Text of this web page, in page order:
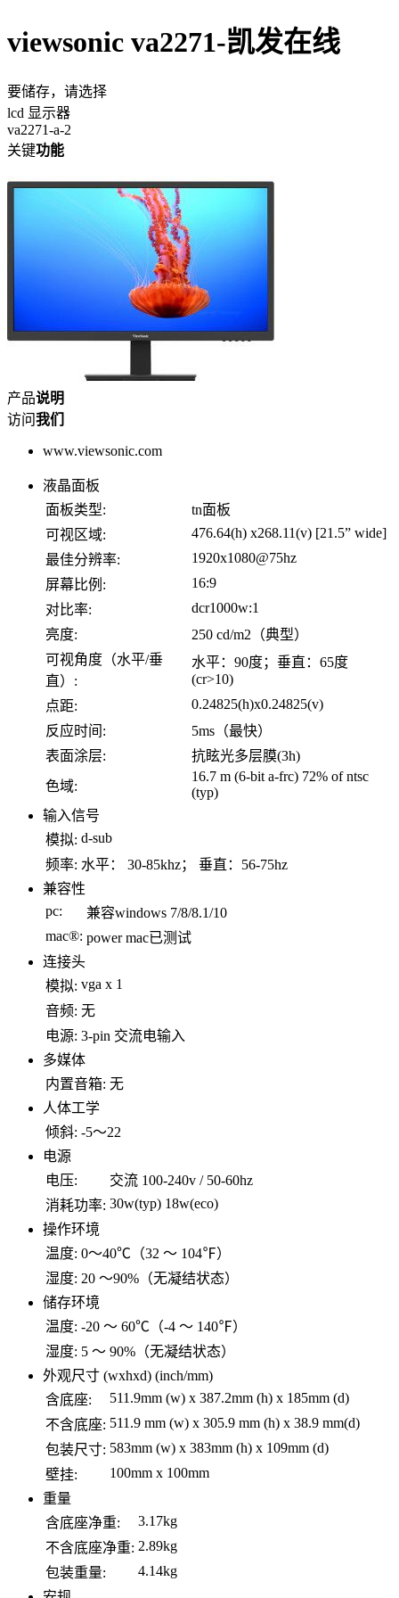
viewsonic va2271-凯发在线
要储存，请选择
lcd 显示器
va2271-a-2
关键功能
产品说明
访问我们
www.viewsonic.com
液晶面板
面板类型:
tn面板
可视区域:
476.64(h) x268.11(v) [21.5” wide]
最佳分辨率:
1920x1080@75hz
屏幕比例:
16:9
对比率:
dcr1000w:1
亮度:
250 cd/m2（典型）
可视角度（水平/垂
直）:
水平：90度；垂直：65度
(cr>10)
点距:
0.24825(h)x0.24825(v)
反应时间:
5ms（最快）
表面涂层:
抗眩光多层膜(3h)
色域:
16.7 m (6-bit a-frc) 72% of ntsc
(typ)
输入信号
模拟: d-sub
频率: 水平： 30-85khz； 垂直：56-75hz
兼容性
pc:
兼容windows 7/8/8.1/10
mac®: power mac已测试
连接头
模拟: vga x 1
音频: 无
电源: 3-pin 交流电输入
多媒体
内置音箱: 无
人体工学
倾斜: -5～22
电源
电压:
交流 100-240v / 50-60hz
消耗功率: 30w(typ) 18w(eco)
操作环境
温度: 0～40℃（32 ～ 104℉）
湿度: 20 ～90%（无凝结状态）
储存环境
温度: -20 ～ 60℃（-4 ～ 140℉）
湿度: 5 ～ 90%（无凝结状态）
外观尺寸 (wxhxd) (inch/mm)
含底座:
511.9mm (w) x 387.2mm (h) x 185mm (d)
不含底座: 511.9 mm (w) x 305.9 mm (h) x 38.9 mm(d)
包装尺寸: 583mm (w) x 383mm (h) x 109mm (d)
壁挂:
100mm x 100mm
重量
含底座净重:
3.17kg
不含底座净重: 2.89kg
包装重量:
4.14kg